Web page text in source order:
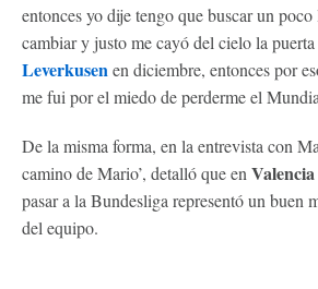
entonces yo dije tengo que buscar un
cambiar y justo me cayó del cielo la puerta
Leverkusenen diciembre, entonces por
me fui por el miedo de perderme el
De la misma forma, en la entrevista con
camino de Mario’, detalló que en Valencia
pasar a la Bundesliga representó un buen
del equipo.